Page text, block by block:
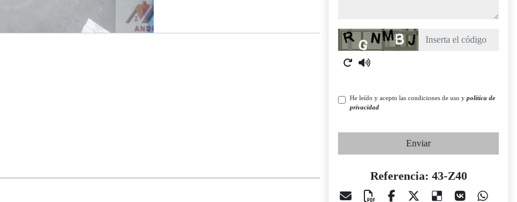
Captcha
He leído y acepto las condiciones de uso y política de
privacidad
Enviar
Referencia: 43-Z40